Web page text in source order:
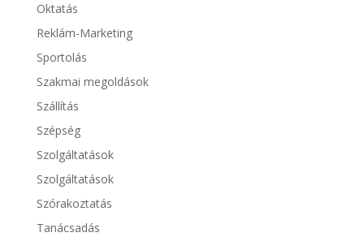
Oktatás
Reklám-Marketing
Sportolás
Szakmai megoldások
Szállítás
Szépség
Szolgáltatások
Szolgáltatások
Szórakoztatás
Tanácsadás